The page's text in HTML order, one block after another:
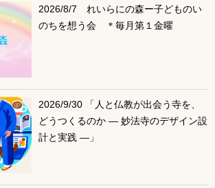
2026/8/7 れいらにの森ー子どものい
のちを想う会 ＊毎月第１金曜
2026/9/30 「人と仏教が出会う寺を、
どうつくるのか ― 妙法寺のデザイン設
計と実践 ―」